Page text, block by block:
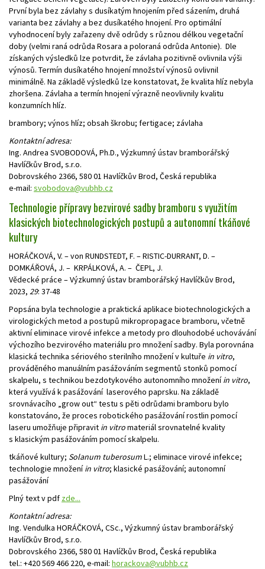
První byla bez závlahy s dusíkatým hnojením před sázením, druhá
varianta bez závlahy a bez dusíkatého hnojení. Pro optimální
vyhodnocení byly zařazeny dvě odrůdy s různou délkou vegetační
doby (velmi raná odrůda Rosara a poloraná odrůda Antonie). Dle
získaných výsledků lze potvrdit, že závlaha pozitivně ovlivnila výši
výnosů. Termín dusíkatého hnojení množství výnosů ovlivnil
minimálně. Na základě výsledků lze konstatovat, že kvalita hlíz nebyla
zhoršena. Závlaha a termín hnojení výrazně neovlivnily kvalitu
konzumních hlíz.
brambory; výnos hlíz; obsah škrobu; fertigace; závlaha
Kontaktní adresa:
Ing. Andrea SVOBODOVÁ, Ph.D., Výzkumný ústav bramborářský
Havlíčkův Brod, s.r.o.
Dobrovského 2366, 580 01 Havlíčkův Brod, Česká republika
e-mail: svobodova@vubhb.cz
Technologie přípravy bezvirové sadby bramboru s využitím
klasických biotechnologických postupů a autonomní tkáňové
kultury
HORÁČKOVÁ, V. – von RUNDSTEDT, F. – RISTIC-DURRANT, D. –
DOMKÁŘOVÁ, J. – KRPÁLKOVÁ, A. – ČEPL, J.
Vědecké práce – Výzkumný ústav bramborářský Havlíčkův Brod,
2023, 29: 37-48
Popsána byla technologie a praktická aplikace biotechnologických a
virologických metod a postupů mikropropagace bramboru, včetně
aktivní eliminace virové infekce a metody pro dlouhodobé uchovávání
výchozího bezvirového materiálu pro množení sadby. Byla porovnána
klasická technika sériového sterilního množení v kultuře in vitro,
prováděného manuálním pasážováním segmentů stonků pomocí
skalpelu, s technikou bezdotykového autonomního množeníin vitro,
která využívá k pasážování laserového paprsku. Na základě
srovnávacího „grow out“ testu s pěti odrůdami bramboru bylo
konstatováno, že proces robotického pasážování rostlin pomocí
laseru umožňuje připravit in vitromateriál srovnatelné kvality
s klasickým pasážováním pomocí skalpelu.
tkáňové kultury; Solanum tuberosumL.; eliminace virové infekce;
technologie množeníin vitro; klasické pasážování; autonomní
pasážování
Plný text vpdf zde...
Kontaktní adresa:
Ing. Vendulka HORÁČKOVÁ, CSc., Výzkumný ústav bramborářský
Havlíčkův Brod, s.r.o.
Dobrovského 2366, 580 01 Havlíčkův Brod, Česká republika
tel.: +420 569 466 220, e-mail: horackova@vubhb.cz